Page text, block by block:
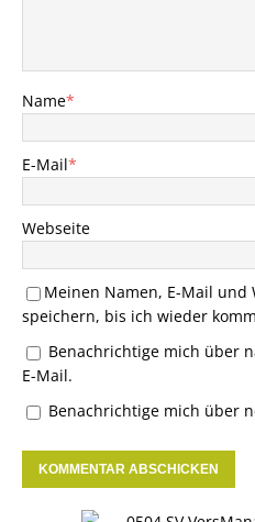
Name*
E-Mail*
Webseite
Meinen Namen, E-Mail und
speichern, bis ich wieder
Benachrichtige mich über
E-Mail.
Benachrichtige mich über